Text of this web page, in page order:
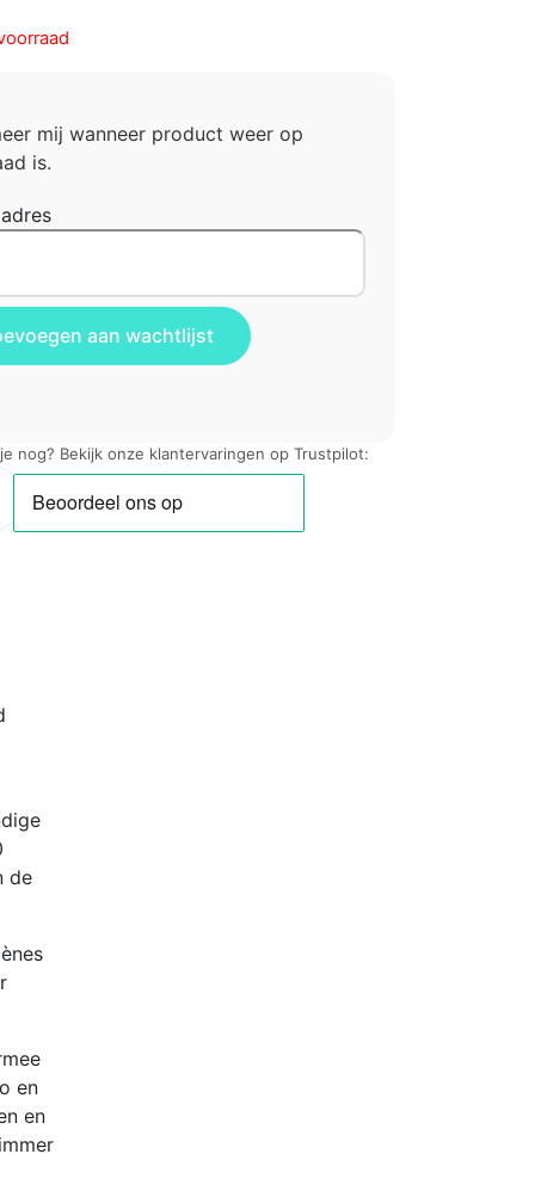
mij wanneer product weer op
is.
nog? Bekijk onze klantervaringen op Trustpilot:
de
en
en